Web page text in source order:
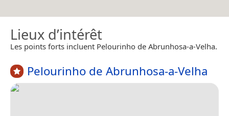
Lieux d’intérêt
Les points forts incluent Pelourinho de Abrunhosa-a-Velha.
Pelourinho de Abrunhosa-a-Velha